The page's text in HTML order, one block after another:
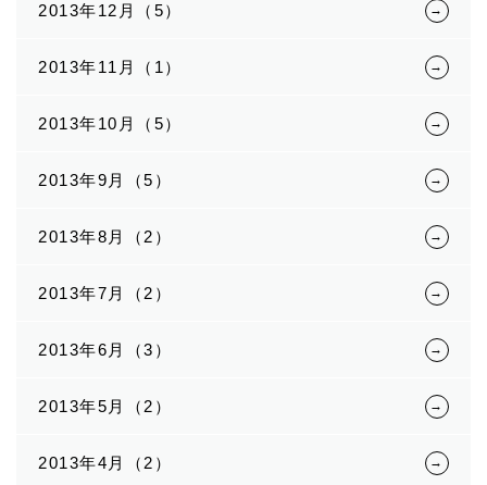
2013年12月（5）
2013年11月（1）
2013年10月（5）
2013年9月（5）
2013年8月（2）
2013年7月（2）
2013年6月（3）
2013年5月（2）
2013年4月（2）